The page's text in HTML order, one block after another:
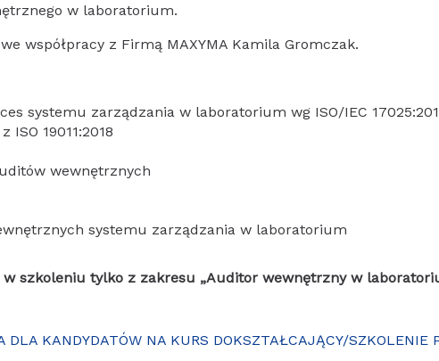
w laboratorium.
współpracy z Firmą MAXYMA Kamila Gromczak.
systemu zarządzania w laboratorium wg ISO/IEC
19011:2018
wewnętrznych
systemu zarządzania w laboratorium
szkoleniu tylko z zakresu „Auditor wewnętrzny w
DLA KANDYDATÓW NA KURS DOKSZTAŁCAJĄCY/SZKOLENIE